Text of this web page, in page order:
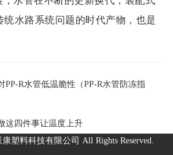
统水路系统问题的时代产物，也是
PP-R水管低温脆性（PP-R水管防冻指
这四件事让温度上升
塑料科技有限公司 All Rights Reserved.